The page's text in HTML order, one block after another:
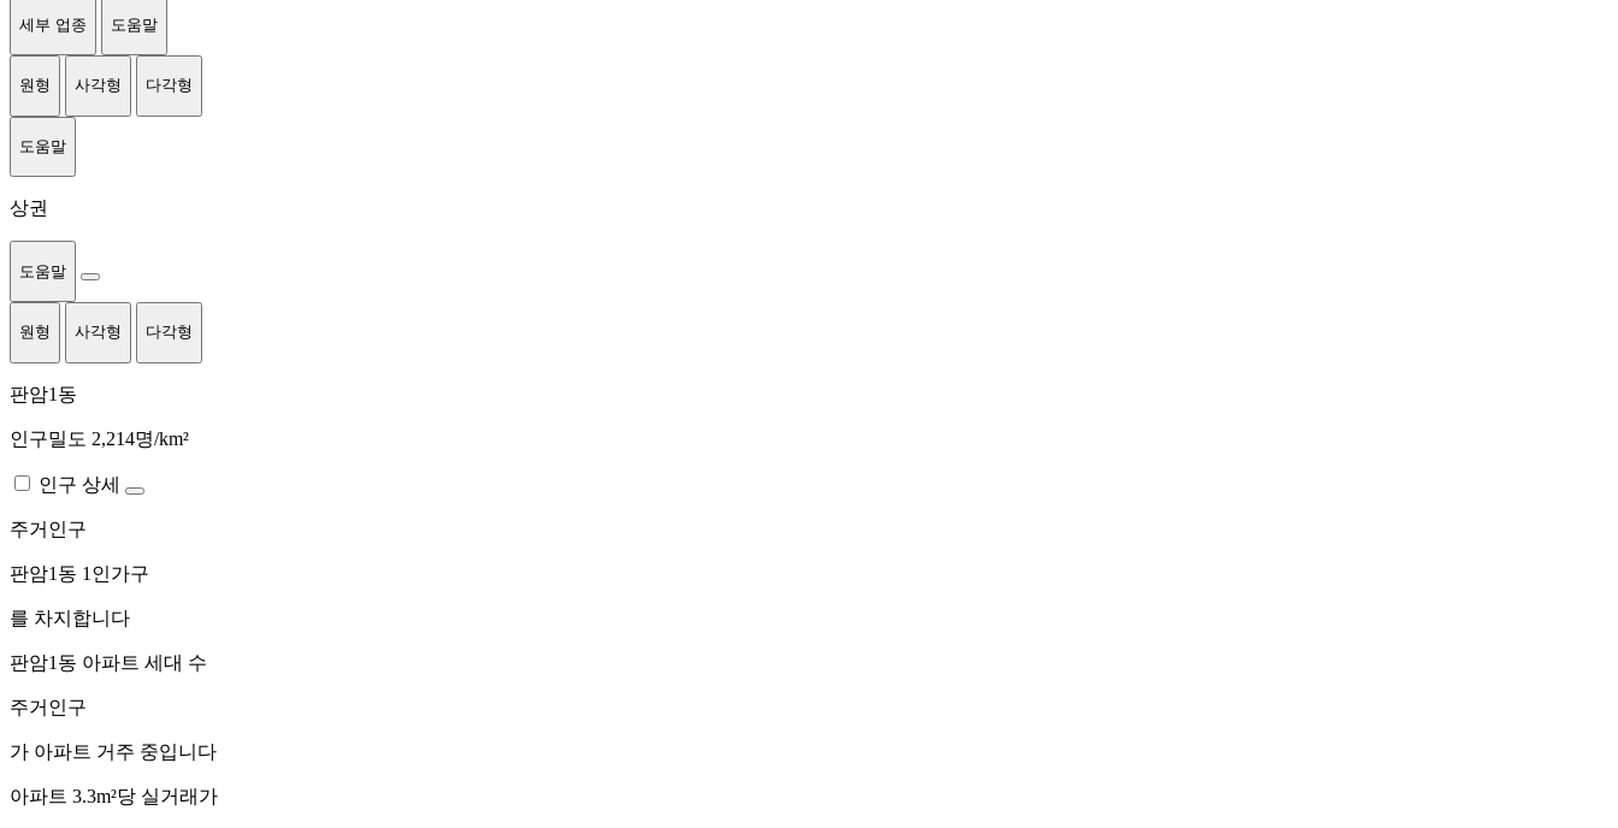
세부 업종 도움말
원형 사각형 다각형
도움말
상권
도움말
원형 사각형 다각형
판암1동
인구밀도 2,214명/km²
인구 상세
주거인구
판암1동 1인가구
를 차지합니다
판암1동 아파트 세대 수
주거인구
가 아파트 거주 중입니다
아파트 3.3m²당 실거래가